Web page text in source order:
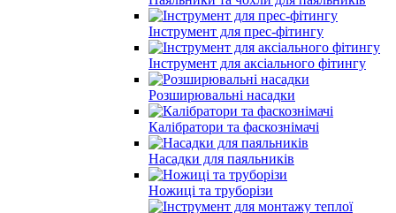
Інструмент для прес-фітингу
Інструмент для аксіального фітингу
Розширювальні насадки
Калібратори та фаскознімачі
Насадки для паяльників
Ножиці та труборізи